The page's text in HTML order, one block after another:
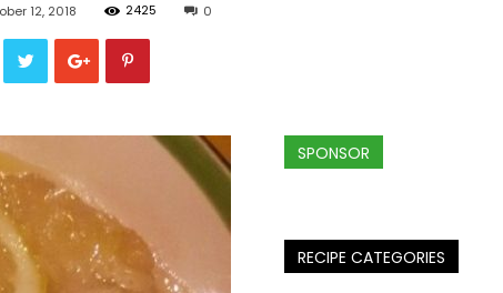
12, 2018 2425 0
SPONSOR
RECIPE CATEGORIES